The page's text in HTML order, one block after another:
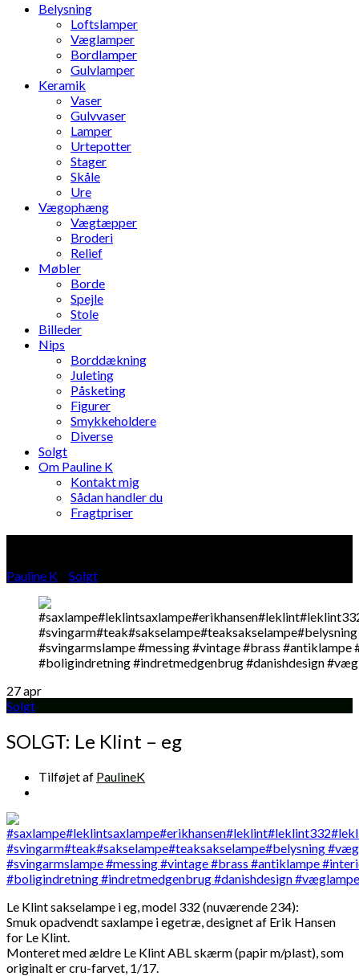
Belysning
Loftslamper
Væglamper
Bordlamper
Gulvlamper
Keramik
Vaser
Gulvvaser
Lamper
Urtepotter
Stager
Skåle
Ure
Vægophæng
Vægtæpper
Broderi
Relief
Møbler
Borde
Spejle
Stole
Billeder
Nips
Borddækning
Juleting
Påsketing
Figurer
Smykkeholdere
Diverse
Solgt
Om Pauline K
Kontakt mig
Sådan handler du
Fragtpriser
Pauline K Solgt
27apr
Solgt
SOLGT: Le Klint – eg
Tilføjet af PaulineK
Le Klint sakselampe i eg, model 332 (nuværende 234):
Smuk opadvendt saxlampe i egetræ, designet af Erik Hansen
for Le Klint.
Monteret med ældre Le Klint ABL skærm (papir m/plast), som
originalt er cru-farvet, 1/17.